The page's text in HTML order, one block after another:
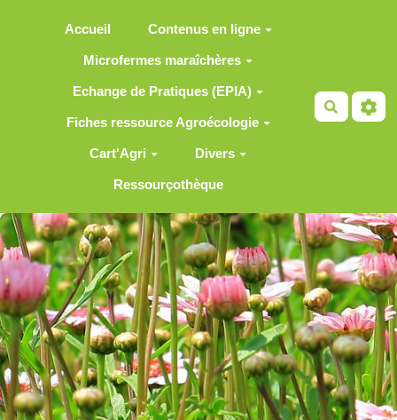
Accueil Contenus en ligne
Microfermes maraîchères
Echange de Pratiques (EPIA)
Fiches ressource Agroécologie
Cart'Agri Divers
Ressourçothèque